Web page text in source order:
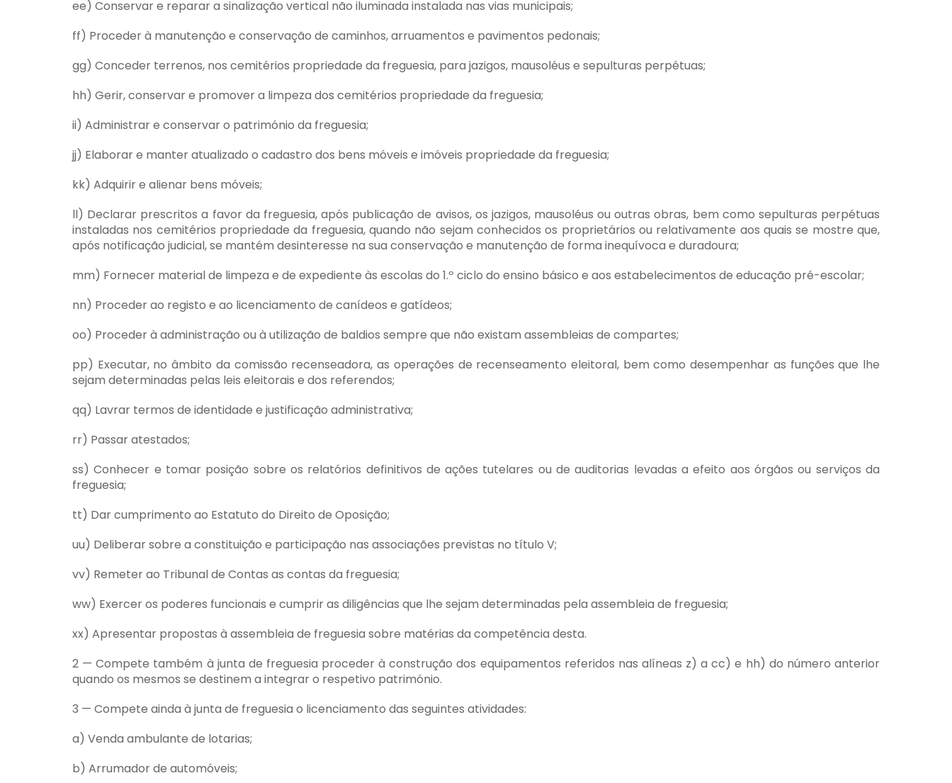
ee) Conservar e reparar a sinalização vertical não iluminada instalada nas vias municipais;
ff) Proceder à manutenção e conservação de caminhos, arruamentos e pavimentos pedonais;
gg) Conceder terrenos, nos cemitérios propriedade da freguesia, para jazigos, mausoléus e sepulturas perpétuas;
hh) Gerir, conservar e promover a limpeza dos cemitérios propriedade da freguesia;
ii) Administrar e conservar o património da freguesia;
jj) Elaborar e manter atualizado o cadastro dos bens móveis e imóveis propriedade da freguesia;
kk) Adquirir e alienar bens móveis;
ll) Declarar prescritos a favor da freguesia, após publicação de avisos, os jazigos, mausoléus ou outras obras, bem como sepulturas perpétuas
instaladas nos cemitérios propriedade da freguesia, quando não sejam conhecidos os proprietários ou relativamente aos quais se mostre que,
após notificação judicial, se mantém desinteresse na sua conservação e manutenção de forma inequívoca e duradoura;
mm) Fornecer material de limpeza e de expediente às escolas do 1.º ciclo do ensino básico e aos estabelecimentos de educação pré-escolar;
nn) Proceder ao registo e ao licenciamento de canídeos e gatídeos;
oo) Proceder à administração ou à utilização de baldios sempre que não existam assembleias de compartes;
pp) Executar, no âmbito da comissão recenseadora, as operações de recenseamento eleitoral, bem como desempenhar as funções que lhe
sejam determinadas pelas leis eleitorais e dos referendos;
qq) Lavrar termos de identidade e justificação administrativa;
rr) Passar atestados;
ss) Conhecer e tomar posição sobre os relatórios definitivos de ações tutelares ou de auditorias levadas a efeito aos órgãos ou serviços da
freguesia;
tt) Dar cumprimento ao Estatuto do Direito de Oposição;
uu) Deliberar sobre a constituição e participação nas associações previstas no título V;
vv) Remeter ao Tribunal de Contas as contas da freguesia;
ww) Exercer os poderes funcionais e cumprir as diligências que lhe sejam determinadas pela assembleia de freguesia;
xx) Apresentar propostas à assembleia de freguesia sobre matérias da competência desta.
2 — Compete também à junta de freguesia proceder à construção dos equipamentos referidos nas alíneas z) a cc) e hh) do número anterior
quando os mesmos se destinem a integrar o respetivo património.
3 — Compete ainda à junta de freguesia o licenciamento das seguintes atividades:
a) Venda ambulante de lotarias;
b) Arrumador de automóveis;